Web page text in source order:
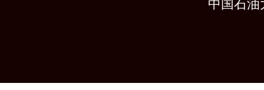
中国石